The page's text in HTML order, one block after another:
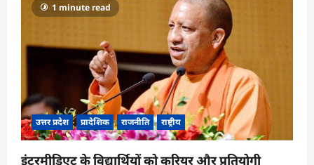
1 minute read
उत्तर प्रदेश प्रादेशिक राजनीति राष्ट्रीय
इंटरमीडिएट के विद्यार्थियों को करियर और प्रतियोगी